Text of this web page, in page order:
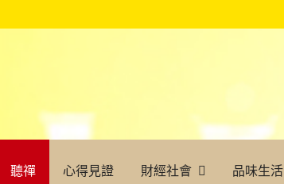
聽禪 心得見證 財經社會 品味生活